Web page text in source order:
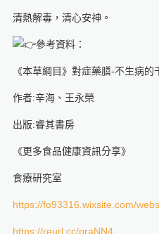
清熱解毒，清心安神。
參考資料：
《本草綱目》對症藥膳-不生病的
作者:辛海、王永榮
出版:睿其書房
《更多食品健康資訊分享》
食療研究室
https://fo93316.wixsite.com/
https://reurl.cc/praNN4